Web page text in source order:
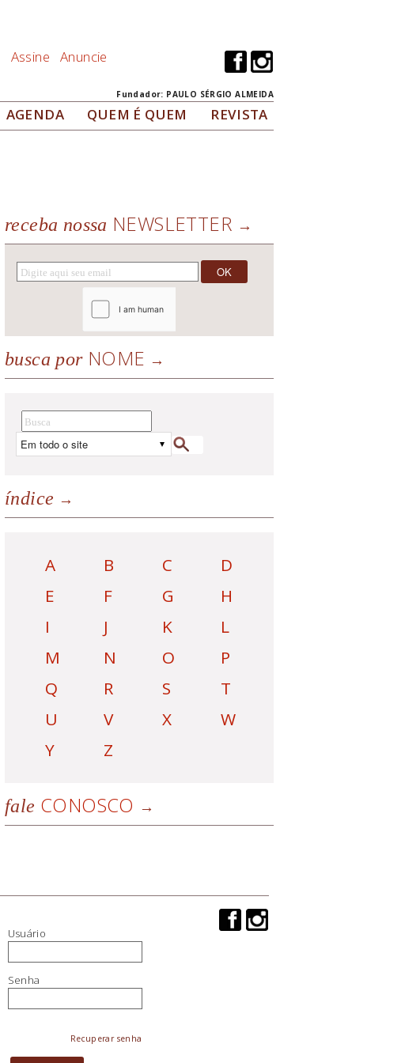
Assine Anuncie
Fundador: PAULO SÉRGIO ALMEIDA
AGENDA QUEM É QUEM REVISTA
receba nossa NEWSLETTER
busca porNOME
índice
A B C
D
E
F G
H
I
J K
L
M
N O
P
Q
R S
T
U
V X
W
Y
Z
fale CONOSCO
Usuário
Senha
Recuperar senha